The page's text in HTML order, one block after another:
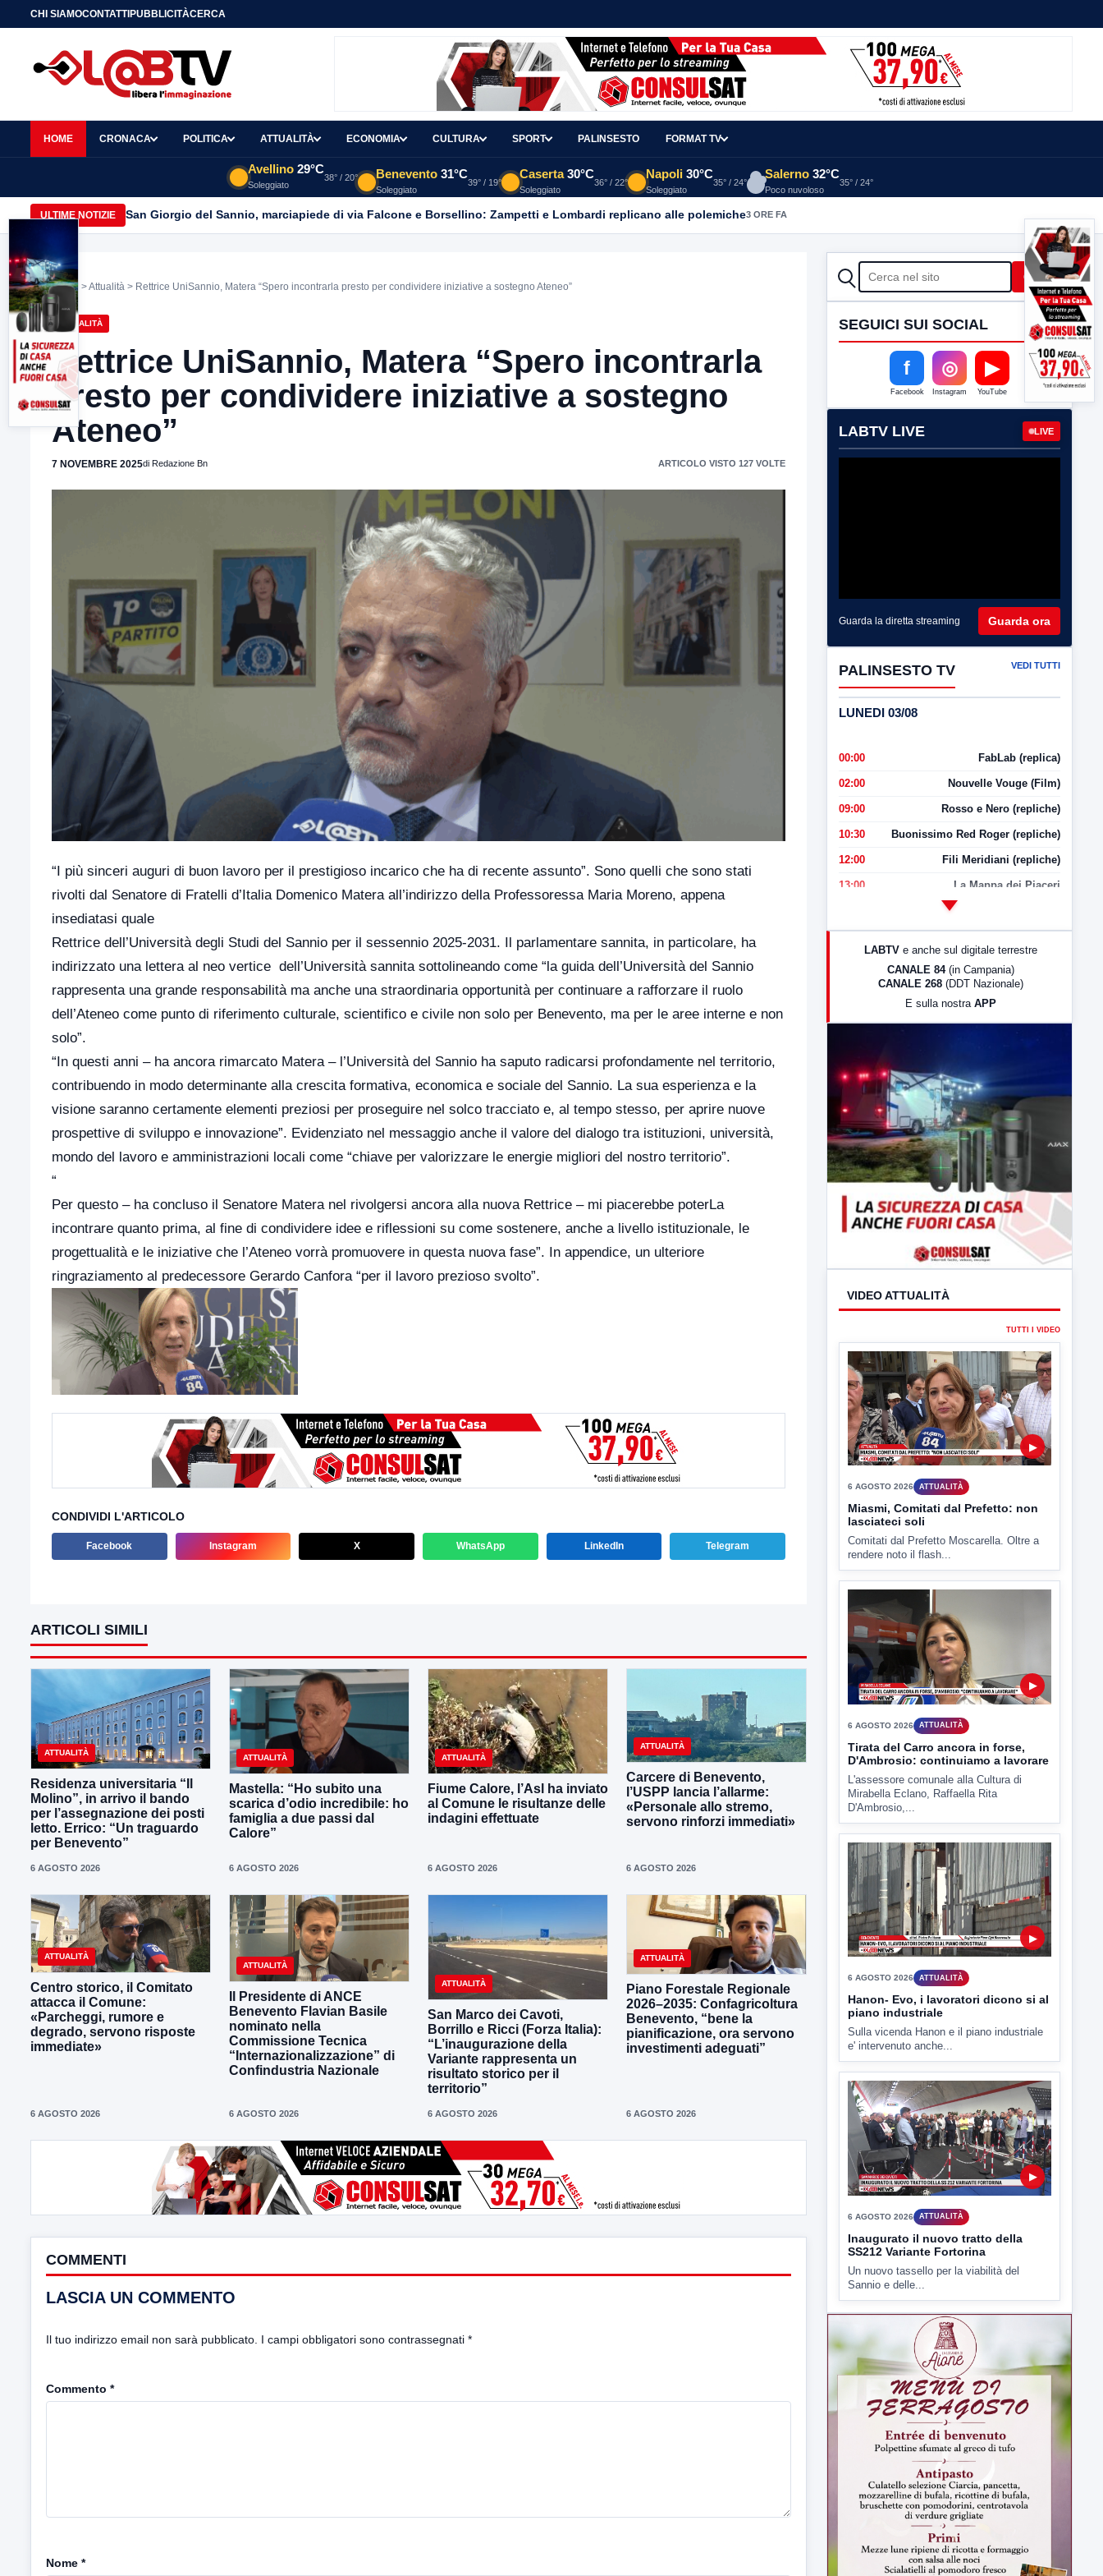
CHI SIAMOCONTATTIPUBBLICITÀCERCA
HOME CRONACA POLITICA ATTUALITÀ ECONOMIA CULTURA SPORT PALINSESTO FORMAT TV
Avellino 29°C
Soleggiato
38° / 20° Benevento 31°C
Soleggiato
39° / 19°
Caserta 30°C
Soleggiato
36° / 22°
Napoli 30°C
Soleggiato
35° / 24°
Salerno 32°C
Poco nuvoloso
35° / 24°
ULTIME NOTIZIE San Giorgio del Sannio, marciapiede di via Falcone e Borsellino: Zampetti e Lombardi replicano alle polemiche3 ORE FA
Home >Attualità > Rettrice UniSannio, Matera “Spero incontrarla presto per condividere iniziative a sostegno Ateneo”
ATTUALITÀ
Rettrice UniSannio, Matera “Spero incontrarla
presto per condividere iniziative a sostegno
Ateneo”
7 NOVEMBRE 2025di Redazione Bn ARTICOLO VISTO 127 VOLTE
“I più sinceri auguri di buon lavoro per il prestigioso incarico che ha di recente assunto”. Sono quelli che sono stati
rivolti dal Senatore di Fratelli d’Italia Domenico Matera all’indirizzo della Professoressa Maria Moreno, appena
insediatasi quale
Rettrice dell’Università degli Studi del Sannio per il sessennio 2025-2031. Il parlamentare sannita, in particolare, ha
indirizzato una lettera al neo vertice dell’Università sannita sottolineando come “la guida dell’Università del Sannio
rappresenta una grande responsabilità ma anche una straordinaria opportunità per continuare a rafforzare il ruolo
dell’Ateneo come punto di riferimento culturale, scientifico e civile non solo per Benevento, ma per le aree interne e non
solo”.
“In questi anni – ha ancora rimarcato Matera – l’Università del Sannio ha saputo radicarsi profondamente nel territorio,
contribuendo in modo determinante alla crescita formativa, economica e sociale del Sannio. La sua esperienza e la
visione saranno certamente elementi preziosi per proseguire nel solco tracciato e, al tempo stesso, per aprire nuove
prospettive di sviluppo e innovazione”. Evidenziato nel messaggio anche il valore del dialogo tra istituzioni, università,
mondo del lavoro e amministrazioni locali come “chiave per valorizzare le energie migliori del nostro territorio”.
“
Per questo – ha concluso il Senatore Matera nel rivolgersi ancora alla nuova Rettrice – mi piacerebbe poterLa
incontrare quanto prima, al fine di condividere idee e riflessioni su come sostenere, anche a livello istituzionale, le
progettualità e le iniziative che l’Ateneo vorrà promuovere in questa nuova fase”. In appendice, un ulteriore
ringraziamento al predecessore Gerardo Canfora “per il lavoro prezioso svolto”.
CONDIVIDI L'ARTICOLO
Facebook Instagram X WhatsApp LinkedIn Telegram
ARTICOLI SIMILI
ATTUALITÀ
Residenza universitaria “Il
Molino”, in arrivo il bando
per l’assegnazione dei posti
letto. Errico: “Un traguardo
per Benevento”
6 AGOSTO 2026
ATTUALITÀ
Mastella: “Ho subito una
scarica d’odio incredibile: ho
famiglia a due passi dal
Calore”
6 AGOSTO 2026
ATTUALITÀ
Fiume Calore, l’Asl ha inviato
al Comune le risultanze delle
indagini effettuate
6 AGOSTO 2026
ATTUALITÀ
Carcere di Benevento,
l’USPP lancia l’allarme:
«Personale allo stremo,
servono rinforzi immediati»
6 AGOSTO 2026
ATTUALITÀ
Centro storico, il Comitato
attacca il Comune:
«Parcheggi, rumore e
degrado, servono risposte
immediate»
6 AGOSTO 2026
ATTUALITÀ
Il Presidente di ANCE
Benevento Flavian Basile
nominato nella
Commissione Tecnica
“Internazionalizzazione” di
Confindustria Nazionale
6 AGOSTO 2026
ATTUALITÀ
San Marco dei Cavoti,
Borrillo e Ricci (Forza Italia):
“L’inaugurazione della
Variante rappresenta un
risultato storico per il
territorio”
6 AGOSTO 2026
ATTUALITÀ
Piano Forestale Regionale
2026–2035: Confagricoltura
Benevento, “bene la
pianificazione, ora servono
investimenti adeguati”
6 AGOSTO 2026
COMMENTI
LASCIA UN COMMENTO
Il tuo indirizzo email non sarà pubblicato. I campi obbligatori sono contrassegnati *
Commento *
Nome *
CERCA Cerca
SEGUICI SUI SOCIAL
f
Facebook
◎
Instagram
▶
YouTube
LABTV LIVE LIVE
Guarda la diretta streaming Guarda ora
PALINSESTO TV VEDI TUTTI
LUNEDI 03/08
00:00 FabLab (replica)
02:00 Nouvelle Vouge (Film)
09:00 Rosso e Nero (repliche)
10:30 Buonissimo Red Roger (repliche)
12:00 Fili Meridiani (repliche)
13:00 La Mappa dei Piaceri
LabNews (Diretta)
LABTV e anche sul digitale terrestre
CANALE 84 (in Campania)
CANALE 268 (DDT Nazionale)
E sulla nostra APP
VIDEO ATTUALITÀ
TUTTI I VIDEO
▶
6 AGOSTO 2026
Miasmi, Comitati dal Prefetto: non
lasciateci soli
Comitati dal Prefetto Moscarella. Oltre a
rendere noto il flash...
6 AGOSTO 2026 ATTUALITÀ
Tirata del Carro ancora in forse,
D'Ambrosio: continuiamo a lavorare
L'assessore comunale alla Cultura di
Mirabella Eclano, Raffaella Rita
D'Ambrosio,...
▶
6 AGOSTO 2026 ATTUALITÀ
Hanon- Evo, i lavoratori dicono si al
piano industriale
Sulla vicenda Hanon e il piano industriale
e' intervenuto anche...
▶
6 AGOSTO 2026 ATTUALITÀ
Inaugurato il nuovo tratto della
SS212 Variante Fortorina
Un nuovo tassello per la viabilità del
Sannio e delle...